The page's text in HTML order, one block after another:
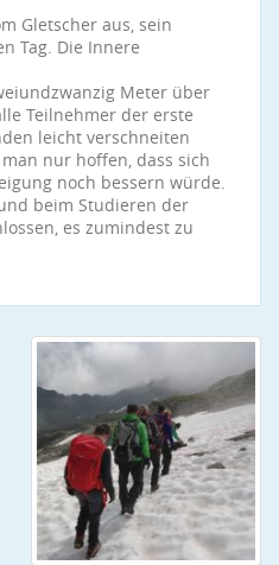
Gletscher aus, sein
Tag. Die Innere
Meter über
Teilnehmer der erste
leicht verschneiten
nur hoffen, dass sich
noch bessern würde.
beim Studieren der
es zumindest zu